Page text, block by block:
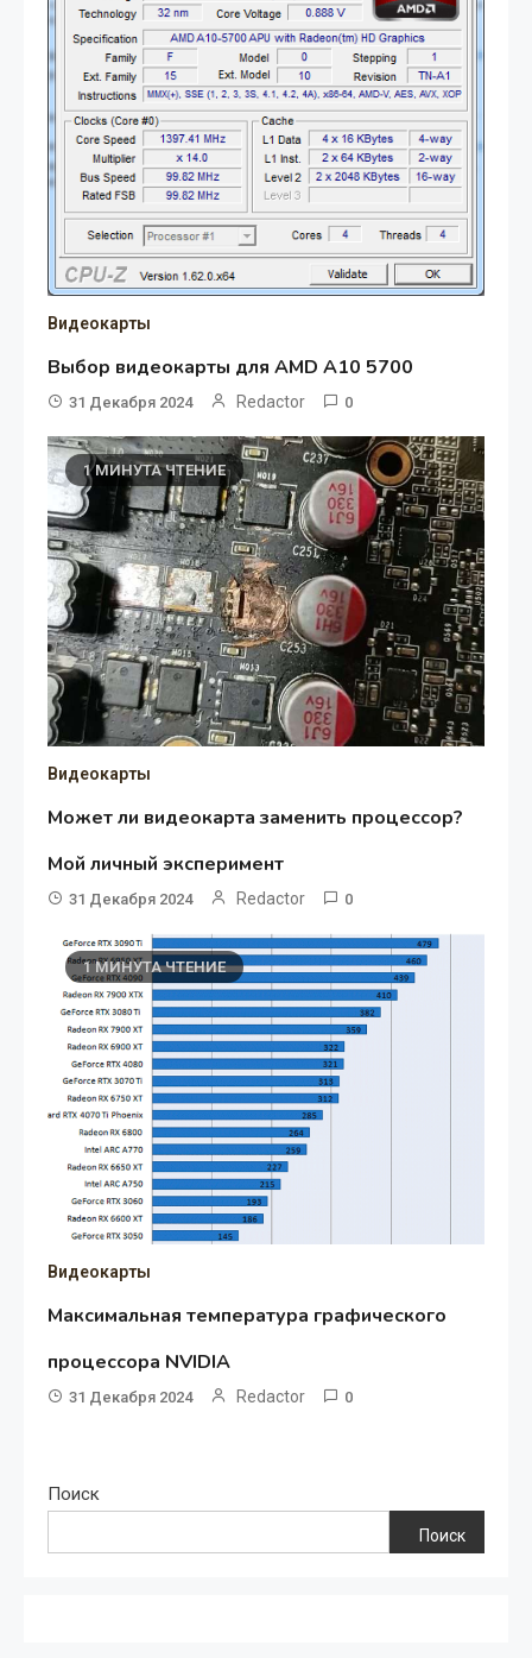
Видеокарты
Выбор видеокарты для AMD A10 5700
31 Декабря 2024 Redactor 0
1 МИНУТА ЧТЕНИЕ
Видеокарты
Может ли видеокарта заменить процессор?
Мой личный эксперимент
31 Декабря 2024 Redactor 0
1 МИНУТА ЧТЕНИЕ
Видеокарты
Максимальная температура графического
процессора NVIDIA
31 Декабря 2024 Redactor 0
Поиск
Поиск